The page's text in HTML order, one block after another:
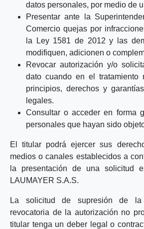
datos personales, por medio de
Presentar ante la
Comercio quejas por
la Ley 1581 de 2012 y las
modifiquen, adicionen o
Revocar autorización y/o
dato cuando en el tratamiento
principios, derechos y
legales.
Consultar o acceder en forma
personales que hayan sido
El titular podrá ejercer sus
medios o canales establecidos a
la presentación de una solicitud
LAUMAYER S.A.S.
La solicitud de supresión de
revocatoria de la autorización no
titular tenga un deber legal o